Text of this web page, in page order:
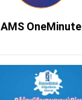
AMS OneMinute